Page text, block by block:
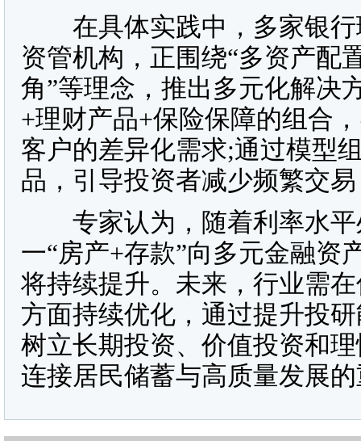
在具体实践中，多家银行
资管机构，正围绕“多资产配
角”等理念，推出多元化解决
+理财产品+保险保障的组合
客户的差异化需求;通过模型
品，引导投资者减少频繁交
专家认为，随着利率水平
一“房产+存款”向多元金融资
将持续提升。未来，行业需
方面持续优化，通过提升投
树立长期投资、价值投资和
连接居民储蓄与高质量发展